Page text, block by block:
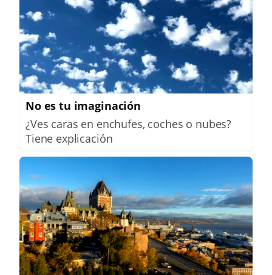
No es tu imaginación
¿Ves caras en enchufes, coches o nubes?
Tiene explicación